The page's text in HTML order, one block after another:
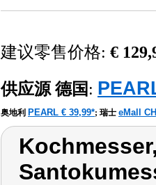
建议零售价格: €
供应源 德国 :
奥地利 PEARL € 39,99*; 瑞士 eMall